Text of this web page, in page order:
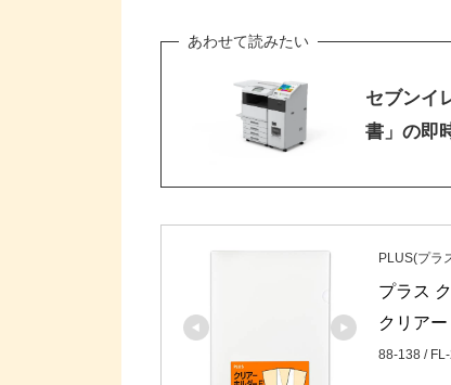
セブンイ
書」の即
PLUS(プラ
プラス
クリア
88-138 /